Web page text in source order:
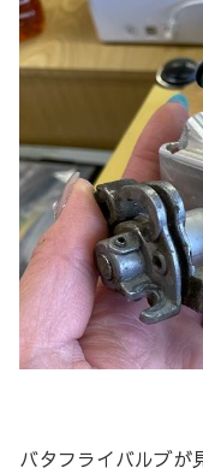
バタフライバルブ